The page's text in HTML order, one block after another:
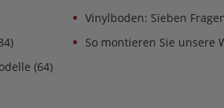
(64)
Vinylboden: Sieben
So montieren Sie unsere